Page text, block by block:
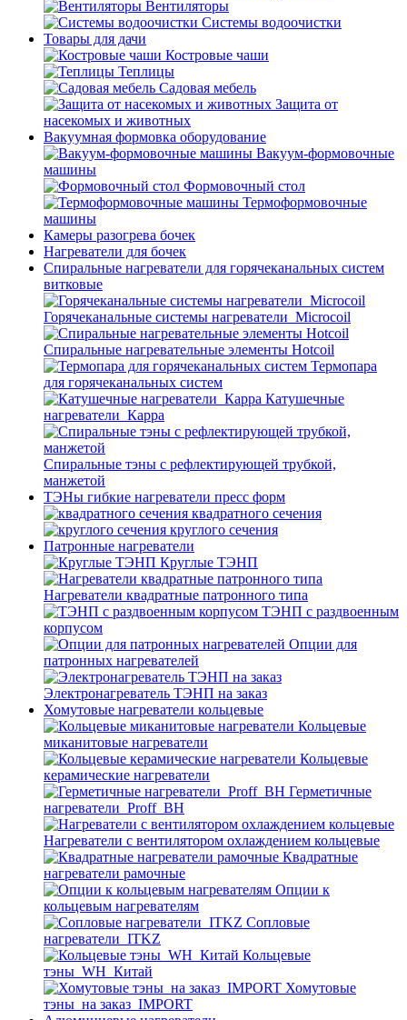
Вентиляторы
Системы водоочистки
Товары для дачи
Костровые чаши
Теплицы
Садовая мебель
Защита от
насекомых и животных
Вакуумная формовка оборудование
Вакуум-формовочные
машины
Формовочный стол
Термоформовочные
машины
Камеры разогрева бочек
Нагреватели для бочек
Спиральные нагреватели для горячеканальных систем
витковые
Горячеканальные системы нагреватели_Microcoil
Спиральные нагревательные элементы Hotcoil
Термопара
для горячеканальных систем
Катушечные
нагреватели_Карра
Спиральные тэны с рефлектирующей трубкой,
манжетой
ТЭНы гибкие нагреватели пресс форм
квадратного сечения
круглого сечения
Патронные нагреватели
Круглые ТЭНП
Нагреватели квадратные патронного типа
ТЭНП с раздвоенным
корпусом
Опции для
патронных нагревателей
Электронагреватель ТЭНП на заказ
Хомутовые нагреватели кольцевые
Кольцевые
миканитовые нагреватели
Кольцевые
керамические нагреватели
Герметичные
нагреватели_Proff_BH
Нагреватели с вентилятором охлаждением кольцевые
Квадратные
нагреватели рамочные
Опции к
кольцевым нагревателям
Cопловые
нагреватели_ITKZ
Кольцевые
тэны_WH_Китай
Хомутовые
тэны_на заказ_IMPORT